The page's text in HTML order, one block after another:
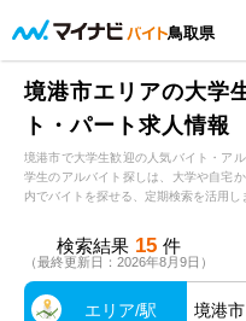
鳥取県
境港市エリアの大学
ト・パート求人情報
境港市で大学生歓迎の人気バイト・ア
学生のアルバイト探しは、大学や自宅
内でバイトを探せる、定期検索を活用し
検索結果 15 件
（最終更新日：2026年8月9日）
エリア/駅 境港市